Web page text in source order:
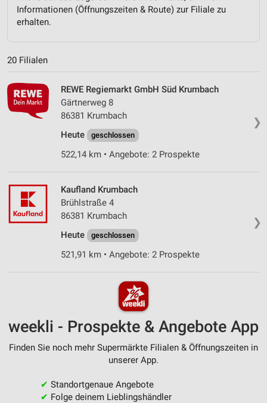
Informationen (Öffnungszeiten & Route) zur Filiale zu
erhalten.
20 Filialen
❯
REWE Regiemarkt GmbH Süd Krumbach
Gärtnerweg 8
86381 Krumbach
Heute
geschlossen
522,14 km • Angebote: 2 Prospekte
❯
Kaufland Krumbach
Brühlstraße 4
86381 Krumbach
Heute
geschlossen
521,91 km • Angebote: 2 Prospekte
weekli - Prospekte & Angebote App
Finden Sie noch mehr Supermärkte Filialen & Öffnungszeiten in
unserer App.
✔ Standortgenaue Angebote
✔ Folge deinem Lieblingshändler